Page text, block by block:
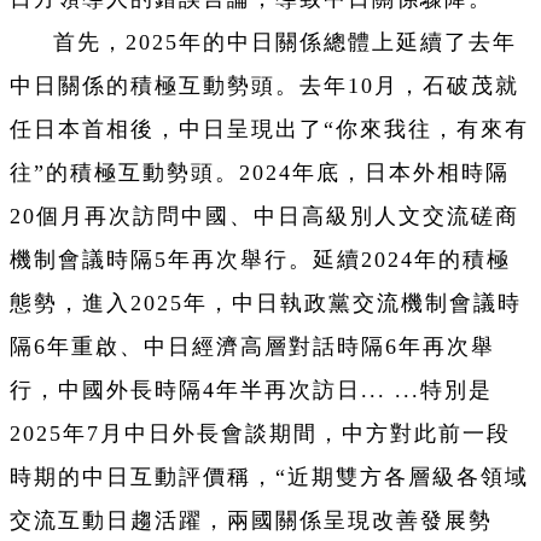
首先，2025年的中日關係總體上延續了去年
中日關係的積極互動勢頭。去年10月，石破茂就
任日本首相後，中日呈現出了“你來我往，有來有
往”的積極互動勢頭。2024年底，日本外相時隔
20個月再次訪問中國、中日高級別人文交流磋商
機制會議時隔5年再次舉行。延續2024年的積極
態勢，進入2025年，中日執政黨交流機制會議時
隔6年重啟、中日經濟高層對話時隔6年再次舉
行，中國外長時隔4年半再次訪日... ...特別是
2025年7月中日外長會談期間，中方對此前一段
時期的中日互動評價稱，“近期雙方各層級各領域
交流互動日趨活躍，兩國關係呈現改善發展勢